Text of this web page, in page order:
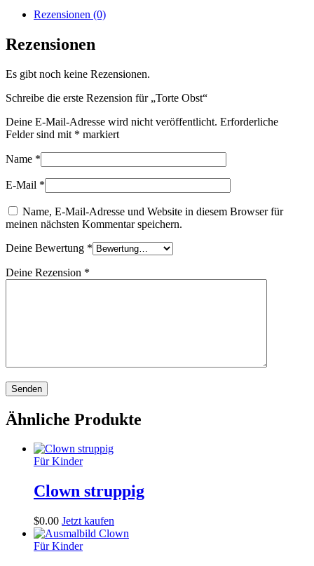
Rezensionen (0)
Rezensionen
Es gibt noch keine Rezensionen.
Schreibe die erste Rezension für „Torte Obst“
Deine E-Mail-Adresse wird nicht veröffentlicht. Erforderliche
Felder sind mit * markiert
Name *
E-Mail *
Name, E-Mail-Adresse und Website in diesem Browser für
meinen nächsten Kommentar speichern.
Deine Bewertung *
Deine Rezension *
Ähnliche Produkte
Für Kinder
Clown struppig
$0.00 Jetzt kaufen
Für Kinder